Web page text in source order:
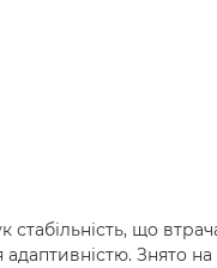
стабільність, що
адаптивністю. Знято